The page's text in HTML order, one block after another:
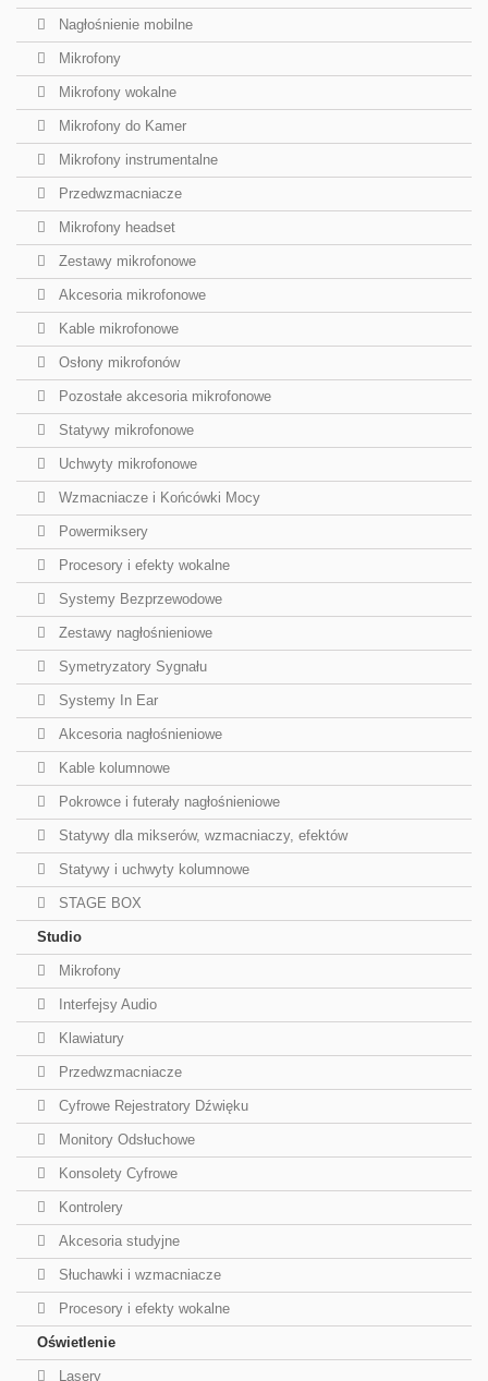
Nagłośnienie mobilne
Mikrofony
Mikrofony wokalne
Mikrofony do Kamer
Mikrofony instrumentalne
Przedwzmacniacze
Mikrofony headset
Zestawy mikrofonowe
Akcesoria mikrofonowe
Kable mikrofonowe
Osłony mikrofonów
Pozostałe akcesoria mikrofonowe
Statywy mikrofonowe
Uchwyty mikrofonowe
Wzmacniacze i Końcówki Mocy
Powermiksery
Procesory i efekty wokalne
Systemy Bezprzewodowe
Zestawy nagłośnieniowe
Symetryzatory Sygnału
Systemy In Ear
Akcesoria nagłośnieniowe
Kable kolumnowe
Pokrowce i futerały nagłośnieniowe
Statywy dla mikserów, wzmacniaczy, efektów
Statywy i uchwyty kolumnowe
STAGE BOX
Studio
Mikrofony
Interfejsy Audio
Klawiatury
Przedwzmacniacze
Cyfrowe Rejestratory Dźwięku
Monitory Odsłuchowe
Konsolety Cyfrowe
Kontrolery
Akcesoria studyjne
Słuchawki i wzmacniacze
Procesory i efekty wokalne
Oświetlenie
Lasery